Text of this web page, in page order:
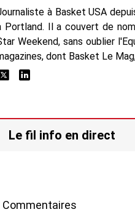
à Basket USA
Portland. Il a couvert de
Weekend, sans oublier
dont Basket Le
Le fil info en direct
Commentaires